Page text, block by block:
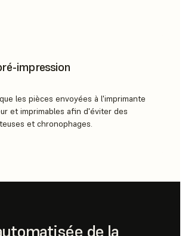
impression
les pièces envoyées à l'imprimante
et imprimables afin d'éviter des
et chronophages.
de la